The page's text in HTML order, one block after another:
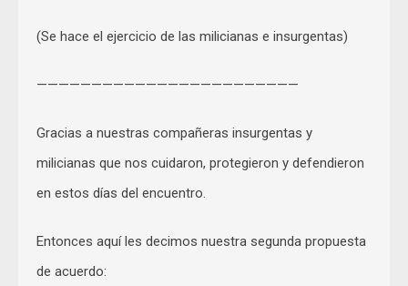
(Se hace el ejercicio de las milicianas e insurgentas)
————————————————————————
Gracias a nuestras compañeras insurgentas y
milicianas que nos cuidaron, protegieron y defendieron
en estos días del encuentro.
Entonces aquí les decimos nuestra segunda propuesta
de acuerdo: